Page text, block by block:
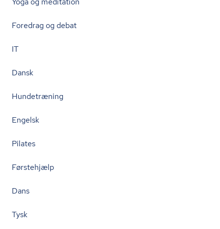
Foredrag og debat
IT
Dansk
Hundetræning
Engelsk
Pilates
Førstehjælp
Dans
Tysk